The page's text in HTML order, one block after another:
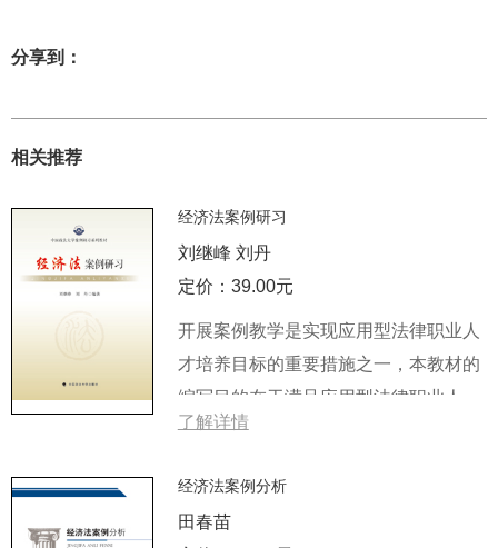
分享到：
相关推荐
经济法案例研习
刘继峰 刘丹
定价：39.00元
开展案例教学是实现应用型法律职业人
才培养目标的重要措施之一，本教材的
编写目的在于满足应用型法律职业人才
培养的需要。基于案例课程的特殊性，
合，在重视基础理论的同时，根据法律
职业人才培养需要，培养学生解决实际
了解详情
经济法案例分析
田春苗